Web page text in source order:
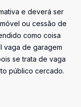
e deverá ser
ou cessão de
como coisa
vaga de garagem
se trata de vaga
público cercado.